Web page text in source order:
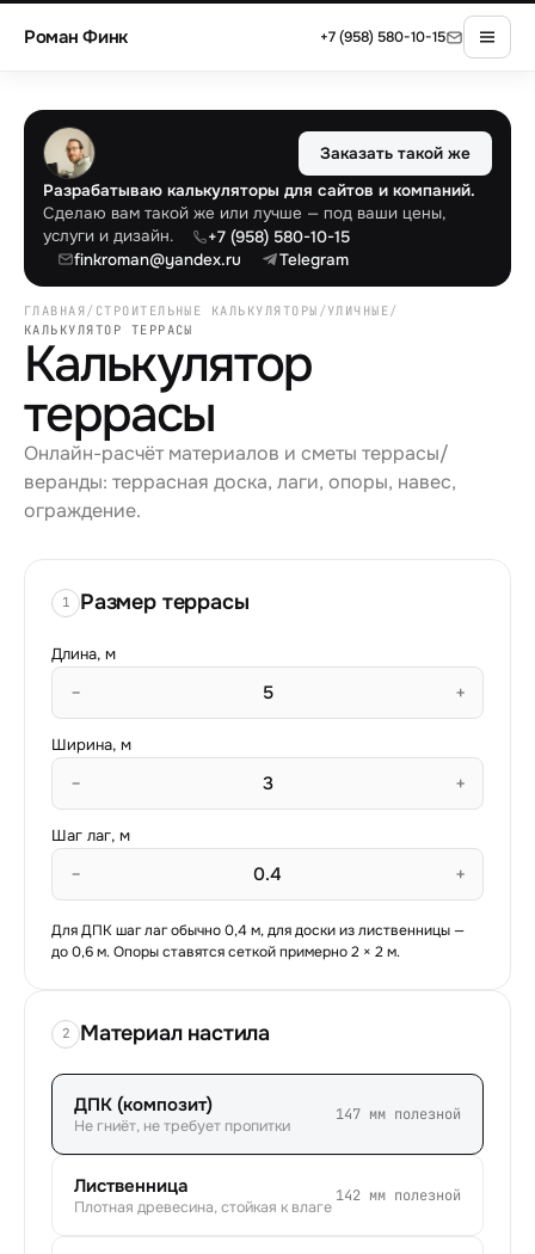
Роман Финк +7 (958) 580-10-15
Разрабатываю калькуляторы для сайтов и компаний.
Сделаю вам такой же или лучше — под ваши цены,
услуги и дизайн.
+7 (958) 580-10-15
finkroman@yandex.ru
Telegram
Заказать такой же
ГЛАВНАЯ/ СТРОИТЕЛЬНЫЕ КАЛЬКУЛЯТОРЫ / УЛИЧНЫЕ/
КАЛЬКУЛЯТОР ТЕРРАСЫ
Калькулятор
террасы
Онлайн-расчёт материалов и сметы террасы/
веранды: террасная доска, лаги, опоры, навес,
ограждение.
1 Размер террасы
Длина, м
− +
Ширина, м
− +
Шаг лаг, м
− +
Для ДПК шаг лаг обычно 0,4 м, для доски из лиственницы —
до 0,6 м. Опоры ставятся сеткой примерно 2 × 2 м.
2 Материал настила
ДПК (композит)
Не гниёт, не требует пропитки
147 мм полезной
Лиственница
Плотная древесина, стойкая к влаге
142 мм полезной